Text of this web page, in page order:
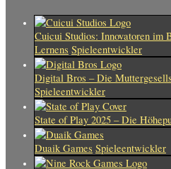
Cuicui Studios: Innovatoren im
Lernens Spieleentwickler
Digital Bros – Die
Spieleentwickler
State of Play 2025 – Die
Duaik Games Spieleentwickler